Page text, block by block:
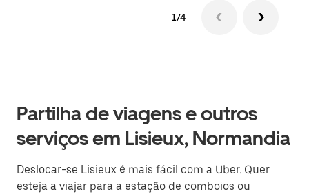
1/4
Partilha de viagens e outros
serviços em Lisieux, Normandia
Deslocar-se Lisieux é mais fácil com a Uber. Quer
esteja a viajar para a estação de comboios ou